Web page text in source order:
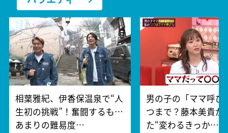
相葉雅紀、伊香保温泉で“人
生初の挑戦”！奮闘するも…
あまりの難易度…
男の子の「ママ呼び
つまで？藤本美貴が
た“変わるきっか…